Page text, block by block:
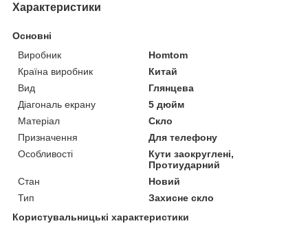
Характеристики
Основні
Виробник
Homtom
Країна виробник
Китай
Вид
Глянцева
Діагональ екрану
5 дюйм
Матеріал
Скло
Призначення
Для телефону
Особливості
Кути заокруглені,
Протиударний
Стан
Новий
Тип
Захисне скло
Користувальницькі характеристики